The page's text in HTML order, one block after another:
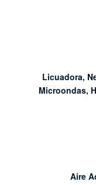
Licuadora,
Microondas,
Aire